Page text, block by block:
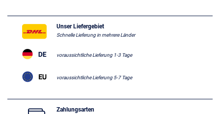
Unser Liefergebiet
Schnelle Lieferung in mehrere Länder
voraussichtliche Lieferung 1-3 Tage
voraussichtliche Lieferung 5-7 Tage
Zahlungsarten